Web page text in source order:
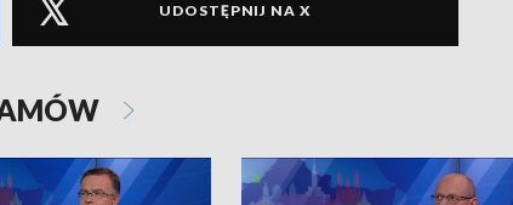
UDOSTĘPNIJ NA X